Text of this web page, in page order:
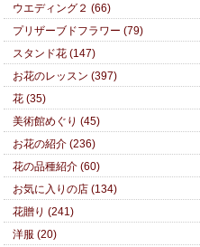
ウエディング２ (66)
プリザーブドフラワー (79)
スタンド花 (147)
お花のレッスン (397)
花 (35)
美術館めぐり (45)
お花の紹介 (236)
花の品種紹介 (60)
お気に入りの店 (134)
花贈り (241)
洋服 (20)